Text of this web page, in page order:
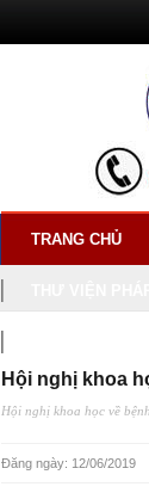
TRANG CHỦ
Hội nghị khoa
Hội nghị khoa học về
Đăng ngày: 12/06/2019